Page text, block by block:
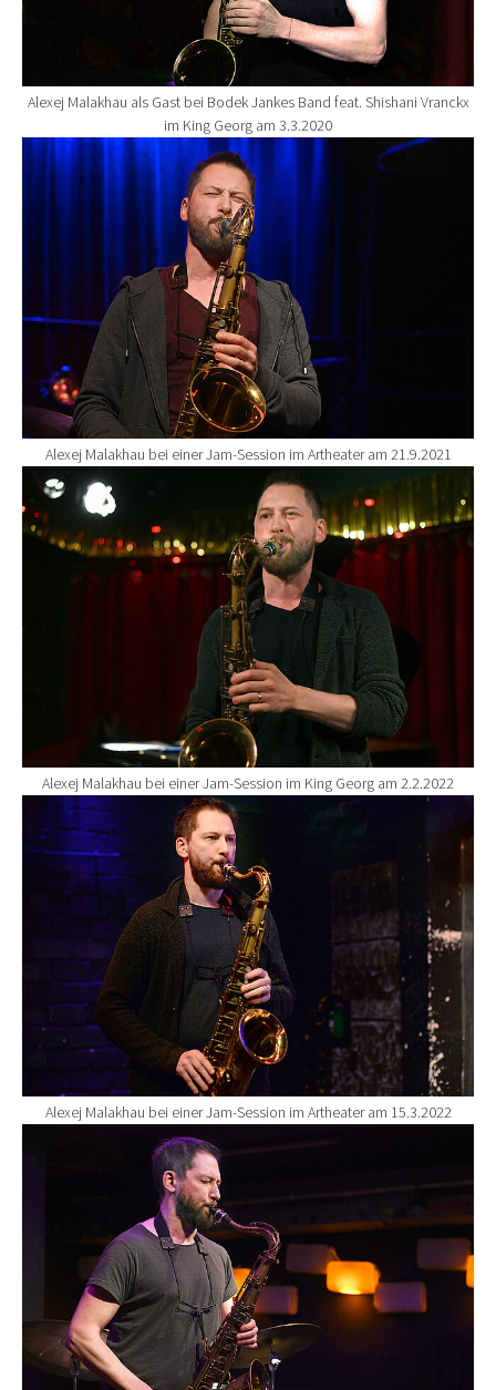
Alexej Malakhau als Gast bei Bodek Jankes Band feat. Shishani Vranckx
im King Georg am 3.3.2020
Show larger version for:
Alexej Malakhau bei einer Jam-Session im Artheater am 21.9.2021
Show larger version for:
Alexej Malakhau bei einer Jam-Session im King Georg am 2.2.2022
Show larger version for:
Alexej Malakhau bei einer Jam-Session im Artheater am 15.3.2022
Show larger version for: